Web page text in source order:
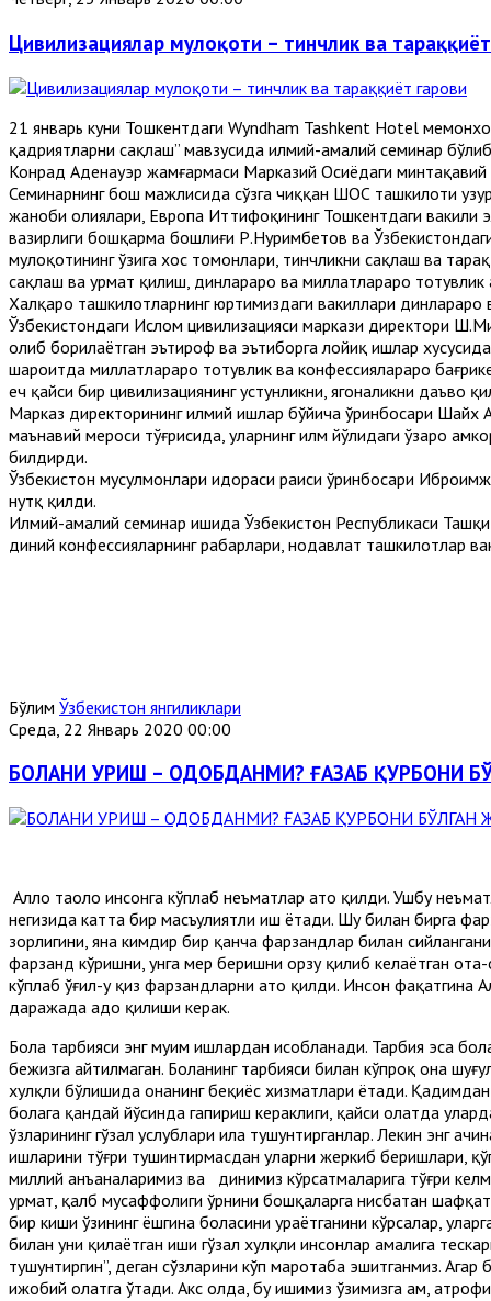
Цивилизациялар мулоқоти – тинчлик ва
21 январь куни Тошкентдаги Wyndham Tashkent Hotel
қадриятларни сақлаш” мавзусида илмий-амалий семинар
Конрад Аденауэр жамғармаси Марказий Осиёдаги минтақавий
Семинарнинг бош мажлисида сўзга чиққан ШОС ташкилоти
жаноби олиялари, Европа Иттифоқининг Тошкентдаги вакили
вазирлиги бошқарма бошлиғи Р.Нуримбетов ва
мулоқотининг ўзига хос томонлари, тинчликни сақлаш ва
сақлаш ва ҳурмат қилиш, динлараро ва миллатлараро тотувлик
Халқаро ташкилотларнинг юртимиздаги вакиллари
Ўзбекистондаги Ислом цивилизацияси маркази директори
олиб борилаётган эътироф ва эътиборга лойиқ ишлар
шароитда миллатлараро тотувлик ва конфессиялараро
ҳеч қайси бир цивилизациянинг устунликни, ягоналикни даъво
Марказ директорининг илмий ишлар бўйича ўринбосари Шайх
маънавий мероси тўғрисида, уларнинг илм йўлидаги ўзаро
билдирди.
Ўзбекистон мусулмонлари идораси раиси ўринбосари
нутқ қилди.
Илмий-амалий семинар ишида Ўзбекистон Республикаси
диний конфессияларнинг раҳбарлари, нодавлат ташкилотлар
Бўлим Ўзбекистон янгиликлари
Среда, 22 Январь 2020 00:00
БОЛАНИ УРИШ – ОДОБДАНМИ? ҒАЗАБ ҚУРБОНИ
Аллоҳ таоло инсонга кўплаб неъматлар ато қилди. Ушбу
негизида катта бир масъулиятли иш ётади. Шу билан бирга
зорлигини, яна кимдир бир қанча фарзандлар билан
фарзанд кўришни, унга меҳр беришни орзу қилиб келаётган
кўплаб ўғил-у қиз фарзандларни ато қилди. Инсон фақатгина
даражада адо қилиши керак.
Бола тарбияси энг муҳим ишлардан ҳисобланади. Тарбия эса
бежизга айтилмаган. Боланинг тарбияси билан кўпроқ она
хулқли бўлишида онанинг беқиёс хизматлари ётади.
болага қандай йўсинда гапириш кераклиги, қайси ҳолатда
ўзларининг гўзал услублари ила тушунтирганлар. Лекин энг
ишларини тўғри тушинтирмасдан уларни жеркиб беришлари,
миллий анъаналаримиз ва динимиз кўрсатмаларига тўғри
ҳурмат, қалб мусаффолиги ўрнини бошқаларга нисбатан
бир киши ўзининг ёшгина боласини ураётганини кўрсалар,
билан уни қилаётган иши гўзал хулқли инсонлар амалига
тушунтиргин”, деган сўзларини кўп маротаба эшитганмиз.
ижобий ҳолатга ўтади. Акс ҳолда, бу ишимиз ўзимизга ҳам,